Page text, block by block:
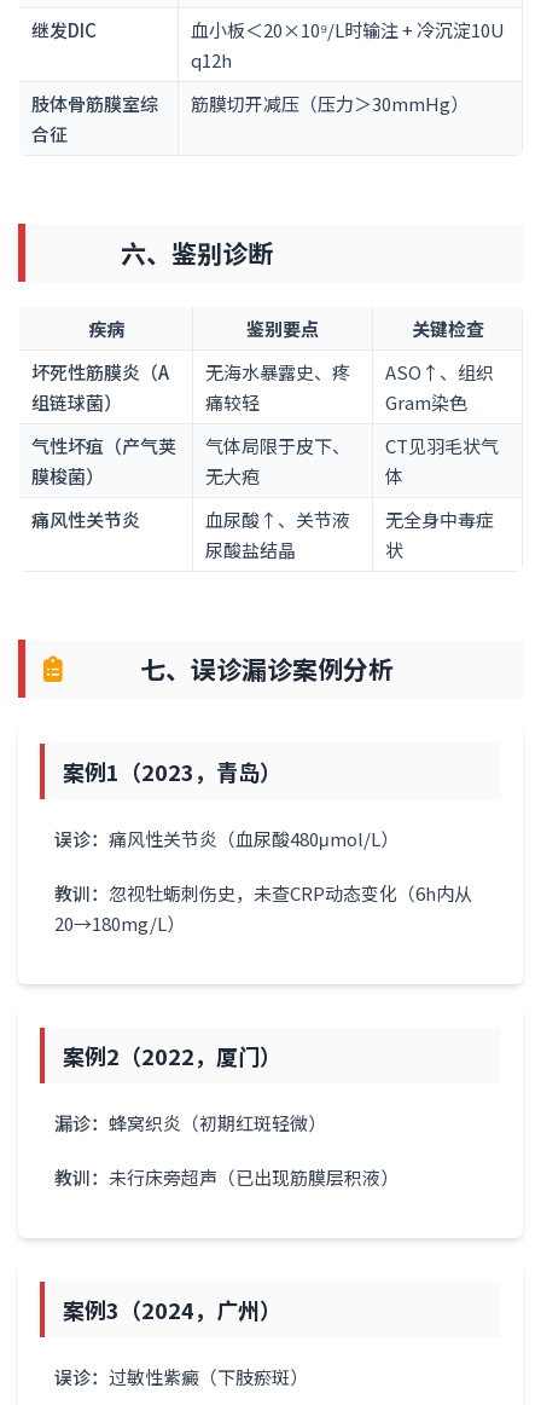
继发DIC
血小板＜20×10⁹/L时输注 + 冷沉淀10U
q12h
肢体骨筋膜室综
合征
筋膜切开减压（压力＞30mmHg）
六、鉴别诊断
疾病 鉴别要点
关键检查
坏死性筋膜炎（A
组链球菌）
无海水暴露史、疼
痛较轻
ASO↑、组织
Gram染色
气性坏疽（产气荚
膜梭菌）
气体局限于皮下、
无大疱
CT见羽毛状气
体
痛风性关节炎
血尿酸↑、关节液
尿酸盐结晶
无全身中毒症
状
七、误诊漏诊案例分析
案例1（2023，青岛）
误诊： 痛风性关节炎（血尿酸480μmol/L）
教训： 忽视牡蛎刺伤史，未查CRP动态变化（6h内从
20→180mg/L）
案例2（2022，厦门）
漏诊： 蜂窝织炎（初期红斑轻微）
教训： 未行床旁超声（已出现筋膜层积液）
案例3（2024，广州）
误诊： 过敏性紫癜（下肢瘀斑）